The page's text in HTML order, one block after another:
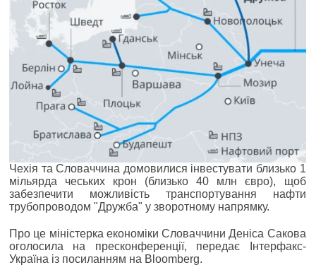
Чехія та Словаччина домовилися інвестувати близько 1
мільярда чеських крон (близько 40 млн євро), щоб
забезпечити можливість транспортування нафти
трубопроводом "Дружба" у зворотному напрямку.
Про це міністерка економіки Словаччини Деніса Сакова
оголосила на пресконференції, передає Інтерфакс-
Україна із посиланням на Bloomberg.